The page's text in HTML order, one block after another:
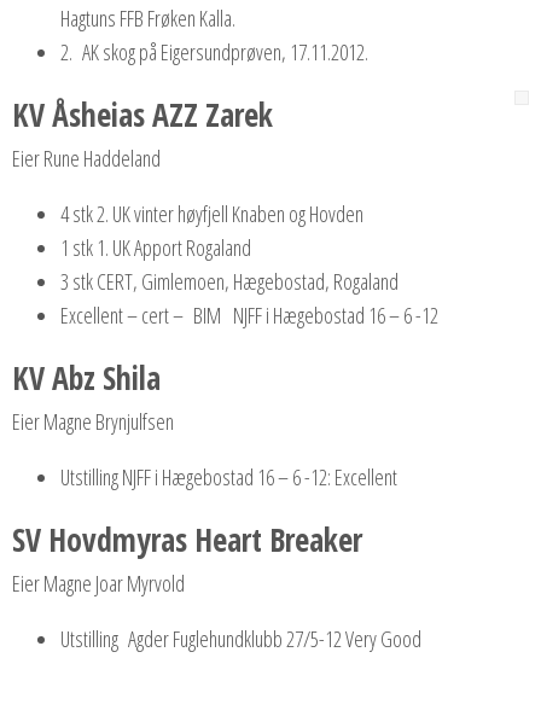
Hagtuns FFB Frøken Kalla.
2. AK skog på Eigersundprøven, 17.11.2012.
KV Åsheias AZZ Zarek
Eier Rune Haddeland
4 stk 2. UK vinter høyfjell Knaben og Hovden
1 stk 1. UK Apport Rogaland
3 stk CERT, Gimlemoen, Hægebostad, Rogaland
Excellent – cert – BIM NJFF i Hægebostad 16 – 6 -12
KV Abz Shila
Eier Magne Brynjulfsen
Utstilling NJFF i Hægebostad 16 – 6 -12: Excellent
SV Hovdmyras Heart Breaker
Eier Magne Joar Myrvold
Utstilling Agder Fuglehundklubb 27/5-12 Very Good